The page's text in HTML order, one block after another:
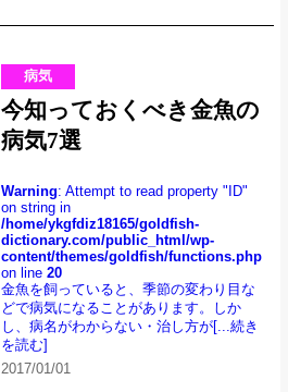
病気
今知っておくべき金魚の
病気7選
Warning: Attempt to read property "ID"
on string in
/home/ykgfdiz18165/goldfish-
dictionary.com/public_html/wp-
content/themes/goldfish/functions.php
on line20
金魚を飼っていると、季節の変わり目な
どで病気になることがあります。しか
し、病名がわからない・治し方が[...続き
を読む]
2017/01/01